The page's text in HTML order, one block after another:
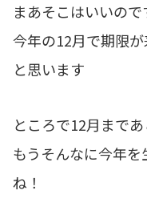
まあそこはいいので
今年の12月で期限
と思います
ところで12月まで
もうそんなに今年
ね！